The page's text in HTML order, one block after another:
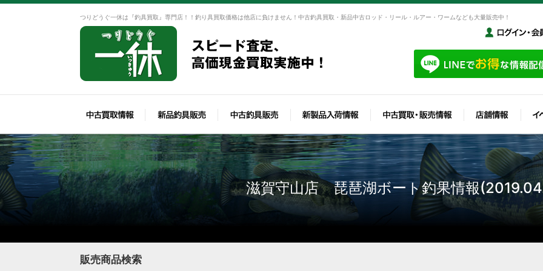
つりどうぐ一休は『釣具買取』専門店！！釣り具買取価格は他店に負けません！中古釣具買取・新品中古ロッド・リール・ルアー・ワームなども大量販売中！
滋賀守山店 琵琶湖ボート釣果情報
販売商品検索